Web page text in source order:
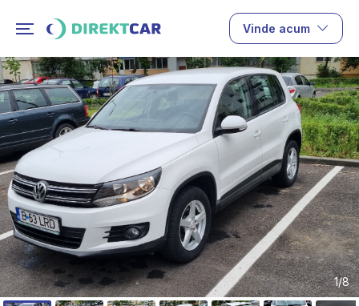
Vinde acum
1/8